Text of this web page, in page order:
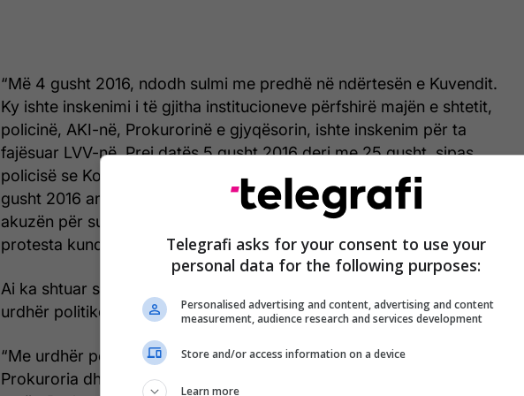
“Më 4 gusht 2016, ndodh sulmi me predhë në ndërtesën e Kuvendit.
Ky ishte inskenimi i të gjitha institucioneve përfshirë majën e shtetit,
policinë, AKI-në, Prokurorinë e gjyqësorin, ishte inskenim për ta
fajësuar LVV-në. Prej datës 5 gusht 2016 deri me 25 gusht, sipas
policisë se Kosovës janë hetuar 4 persona krejtësisht të tjerë. Më 29
gusht 2016 arrestohet Astrit Dehari bashke me 5 aktivistë tjerë me
akuzën për sulm ndaj Kuvendit, kjo ishte dy ditë para se të mbahej
protesta kundër dekmarkacionit”, ka thënë Kurteshi.
Ai ka shtuar se arrestimi i aktivistëve të LVV-së në atë kohë u bë me
urdhër politikë nga lartë.
“Me urdhër politik nga maja e shtetit te involvuar ishin AKI, Policia,
Prokuroria dhe Gjykata, disa media të cilat do ti përmendim me
Telegrafi asks for your consent to use your
personal data for the following purposes:
Personalised advertising and content, advertising and content
measurement, audience research and services development
Store and/or access information on a device
Learn more